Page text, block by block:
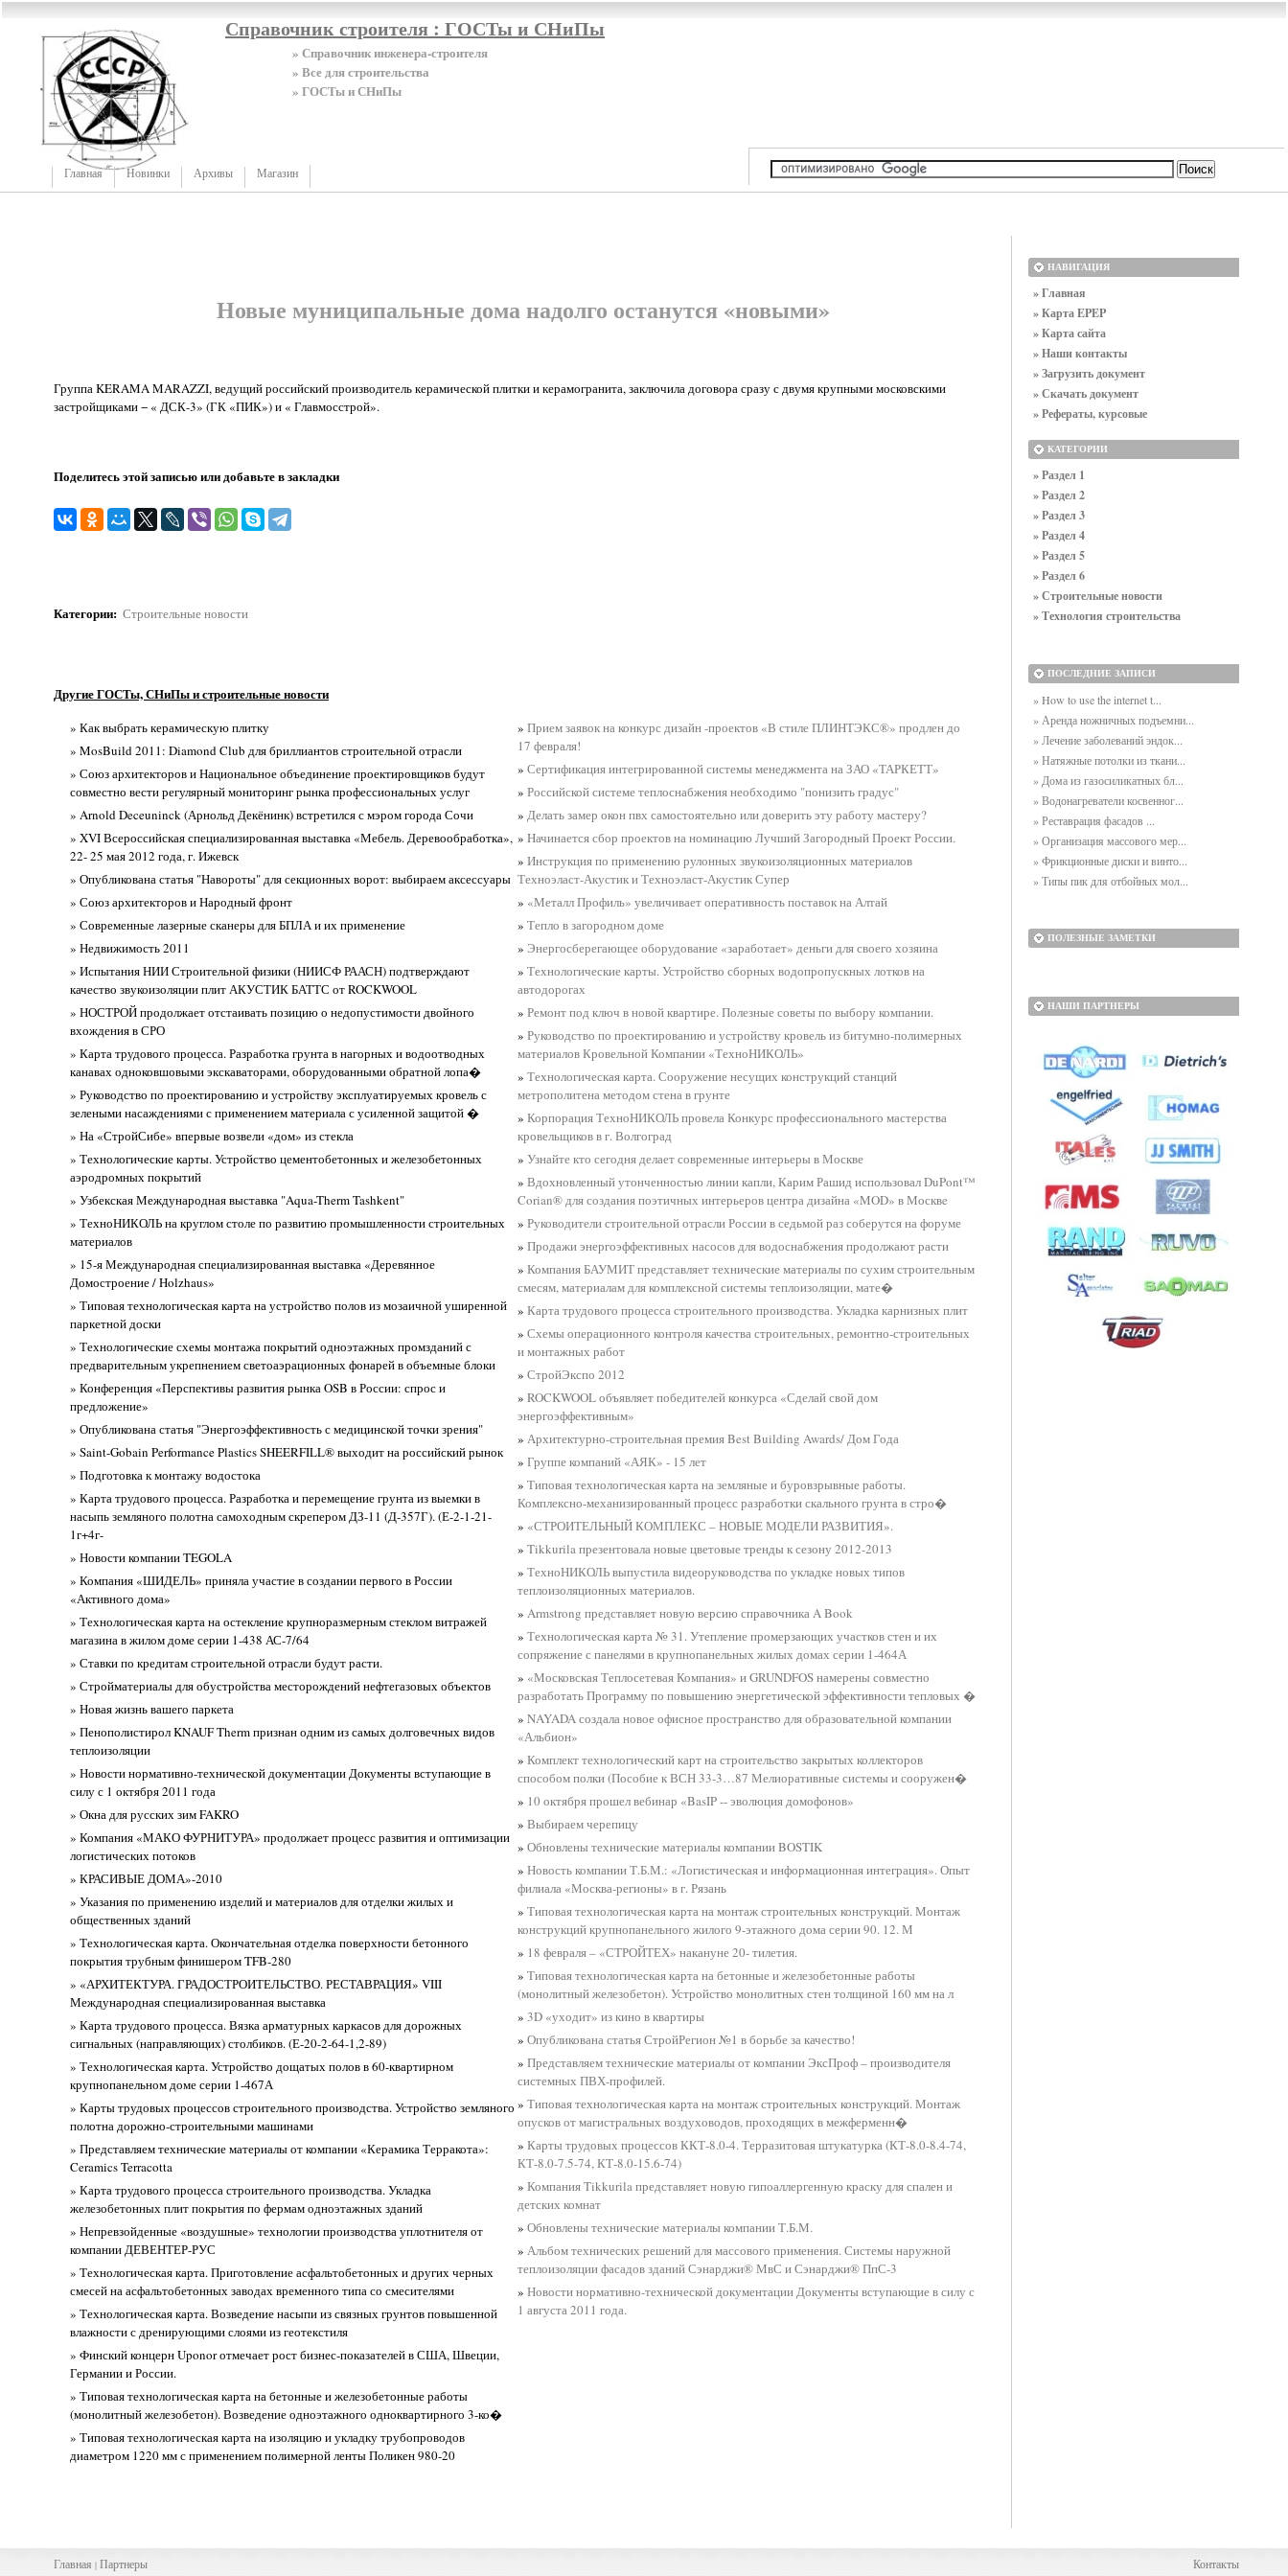
Справочник строителя : ГОСТы и СНиПы
» Справочник инженера-строителя
» Все для строительства
» ГОСТы и СНиПы
Главная Новинки Архивы Магазин
Новые муниципальные дома надолго останутся «новыми»
Группа KERAMA MARAZZI, ведущий российский производитель керамической плитки и керамогранита, заключила договора сразу с двумя крупными московскими
застройщиками − « ДСК-3» (ГК «ПИК») и « Главмосстрой».
Поделитесь этой записью или добавьте в закладки
Категории: Строительные новости
Другие ГОСТы, СНиПы и строительные новости
» Как выбрать керамическую плитку
» MosBuild 2011: Diamond Club для бриллиантов строительной отрасли
» Союз архитекторов и Национальное объединение проектировщиков будут
совместно вести регулярный мониторинг рынка профессиональных услуг
» Arnold Deceuninck (Арнольд Декёнинк) встретился с мэром города Сочи
» XVI Всероссийская специализированная выставка «Мебель. Деревообработка»,
22- 25 мая 2012 года, г. Ижевск
» Опубликована статья "Навороты" для секционных ворот: выбираем аксессуары
» Союз архитекторов и Народный фронт
» Современные лазерные сканеры для БПЛА и их применение
» Недвижимость 2011
» Испытания НИИ Строительной физики (НИИСФ РААСН) подтверждают
качество звукоизоляции плит АКУСТИК БАТТС от ROCKWOOL
» НОСТРОЙ продолжает отстаивать позицию о недопустимости двойного
вхождения в СРО
» Карта трудового процесса. Разработка грунта в нагорных и водоотводных
канавах одноковшовыми экскаваторами, оборудованными обратной лопа�
» Руководство по проектированию и устройству эксплуатируемых кровель с
зелеными насаждениями с применением материала с усиленной защитой �
» На «СтройСибе» впервые возвели «дом» из стекла
» Технологические карты. Устройство цементобетонных и железобетонных
аэродромных покрытий
» Узбекская Международная выставка "Aqua-Therm Tashkent"
» ТехноНИКОЛЬ на круглом столе по развитию промышленности строительных
материалов
» 15-я Международная специализированная выставка «Деревянное
Домостроение / Holzhaus»
» Типовая технологическая карта на устройство полов из мозаичной уширенной
паркетной доски
» Технологические схемы монтажа покрытий одноэтажных промзданий с
предварительным укрепнением светоаэрационных фонарей в объемные блоки
» Конференция «Перспективы развития рынка OSB в России: спрос и
предложение»
» Опубликована статья "Энергоэффективность с медицинской точки зрения"
» Saint-Gobain Performance Plastics SHEERFILL® выходит на российский рынок
» Подготовка к монтажу водостока
» Карта трудового процесса. Разработка и перемещение грунта из выемки в
насыпь земляного полотна самоходным скрепером ДЗ-11 (Д-357Г). (Е-2-1-21-
1г+4г-
» Новости компании TEGOLA
» Компания «ШИДЕЛЬ» приняла участие в создании первого в России
«Активного дома»
» Технологическая карта на остекление крупноразмерным стеклом витражей
магазина в жилом доме серии 1-438 АС-7/64
» Ставки по кредитам строительной отрасли будут расти.
» Стройматериалы для обустройства месторождений нефтегазовых объектов
» Новая жизнь вашего паркета
» Пенополистирол KNAUF Therm признан одним из самых долговечных видов
теплоизоляции
» Новости нормативно-технической документации Документы вступающие в
силу с 1 октября 2011 года
» Окна для русских зим FAKRO
» Компания «МАКО ФУРНИТУРА» продолжает процесс развития и оптимизации
логистических потоков
» КРАСИВЫЕ ДОМА»-2010
» Указания по применению изделий и материалов для отделки жилых и
общественных зданий
» Технологическая карта. Окончательная отделка поверхности бетонного
покрытия трубным финишером TFB-280
» «АРХИТЕКТУРА. ГРАДОСТРОИТЕЛЬСТВО. РЕСТАВРАЦИЯ» VIII
Международная специализированная выставка
» Карта трудового процесса. Вязка арматурных каркасов для дорожных
сигнальных (направляющих) столбиков. (Е-20-2-64-1,2-89)
» Технологическая карта. Устройство дощатых полов в 60-квартирном
крупнопанельном доме серии 1-467А
» Карты трудовых процессов строительного производства. Устройство земляного
полотна дорожно-строительными машинами
» Представляем технические материалы от компании «Керамика Терракота»:
Ceramics Terracotta
» Карта трудового процесса строительного производства. Укладка
железобетонных плит покрытия по фермам одноэтажных зданий
» Непревзойденные «воздушные» технологии производства уплотнителя от
компании ДЕВЕНТЕР-РУС
» Технологическая карта. Приготовление асфальтобетонных и других черных
смесей на асфальтобетонных заводах временного типа со смесителями
» Технологическая карта. Возведение насыпи из связных грунтов повышенной
влажности с дренирующими слоями из геотекстиля
» Финский концерн Uponor отмечает рост бизнес-показателей в США, Швеции,
Германии и России.
» Типовая технологическая карта на бетонные и железобетонные работы
(монолитный железобетон). Возведение одноэтажного одноквартирного 3-ко�
» Типовая технологическая карта на изоляцию и укладку трубопроводов
диаметром 1220 мм с применением полимерной ленты Поликен 980-20
» Прием заявок на конкурс дизайн -проектов «В стиле ПЛИНТЭКС®» продлен до
17 февраля!
» Сертификация интегрированной системы менеджмента на ЗАО «ТАРКЕТТ»
» Российской системе теплоснабжения необходимо "понизить градус"
» Делать замер окон пвх самостоятельно или доверить эту работу мастеру?
» Hачинается сбор проектов на номинацию Лучший Загородный Проект России.
» Инструкция по применению рулонных звукоизоляционных материалов
Техноэласт-Акустик и Техноэласт-Акустик Супер
» «Металл Профиль» увеличивает оперативность поставок на Алтай
» Тепло в загородном доме
» Энергосберегающее оборудование «заработает» деньги для своего хозяина
» Технологические карты. Устройство сборных водопропускных лотков на
автодорогах
» Ремонт под ключ в новой квартире. Полезные советы по выбору компании.
» Руководство по проектированию и устройству кровель из битумно-полимерных
материалов Кровельной Компании «ТехноНИКОЛЬ»
» Технологическая карта. Сооружение несущих конструкций станций
метрополитена методом стена в грунте
» Корпорация ТехноНИКОЛЬ провела Конкурс профессионального мастерства
кровельщиков в г. Волгоград
» Узнайте кто сегодня делает современные интерьеры в Москве
» Вдохновленный утонченностью линии капли, Карим Рашид использовал DuPont™
Corian® для создания поэтичных интерьеров центра дизайна «MOD» в Москвe
» Руководители строительной отрасли России в седьмой раз соберутся на форуме
» Продажи энергоэффективных насосов для водоснабжения продолжают расти
» Компания БАУМИТ представляет технические материалы по сухим строительным
смесям, материалам для комплексной системы теплоизоляции, мате�
» Карта трудового процесса строительного производства. Укладка карнизных плит
» Схемы операционного контроля качества строительных, ремонтно-строительных
и монтажных работ
» СтройЭкспо 2012
» ROCKWOOL объявляет победителей конкурса «Сделай свой дом
энергоэффективным»
» Архитектурно-строительная премия Best Building Awards/ Дом Года
» Группе компаний «АЯК» - 15 лет
» Типовая технологическая карта на земляные и буровзрывные работы.
Комплексно-механизированный процесс разработки скального грунта в стро�
» «СТРОИТЕЛЬНЫЙ КОМПЛЕКС – НОВЫЕ МОДЕЛИ РАЗВИТИЯ».
» Tikkurila презентовала новые цветовые тренды к сезону 2012-2013
» ТехноНИКОЛЬ выпустила видеоруководства по укладке новых типов
теплоизоляционных материалов.
» Armstrong представляет новую версию справочника A Book
» Технологическая карта № 31. Утепление промерзающих участков стен и их
сопряжение с панелями в крупнопанельных жилых домах серии 1-464А
» «Московская Теплосетевая Компания» и GRUNDFOS намерены совместно
разработать Программу по повышению энергетической эффективности тепловых �
» NAYADA создала новое офисное пространство для образовательной компании
«Альбион»
» Комплект технологический карт на строительство закрытых коллекторов
способом полки (Пособие к ВСН 33-3…87 Мелиоративные системы и сооружен�
» 10 октября прошел вебинар «BasIP -- эволюция домофонов»
» Выбираем черепицу
» Обновлены технические материалы компании BOSTIK
» Новость компании Т.Б.М.: «Логистическая и информационная интеграция». Опыт
филиала «Москва-регионы» в г. Рязань
» Типовая технологическая карта на монтаж строительных конструкций. Монтаж
конструкций крупнопанельного жилого 9-этажного дома серии 90. 12. М
» 18 февраля – «СТРОЙТЕХ» накануне 20- тилетия.
» Типовая технологическая карта на бетонные и железобетонные работы
(монолитный железобетон). Устройство монолитных стен толщиной 160 мм на л
» 3D «уходит» из кино в квартиры
» Опубликована статья СтройРегион №1 в борьбе за качество!
» Представляем технические материалы от компании ЭксПроф – производителя
системных ПВХ-профилей.
» Типовая технологическая карта на монтаж строительных конструкций. Монтаж
опусков от магистральных воздуховодов, проходящих в межферменн�
» Карты трудовых процессов ККТ-8.0-4. Терразитовая штукатурка (КТ-8.0-8.4-74,
КТ-8.0-7.5-74, КТ-8.0-15.6-74)
» Компания Tikkurila представляет новую гипоаллергенную краску для спален и
детских комнат
» Обновлены технические материалы компании Т.Б.М.
» Альбом технических решений для массового применения. Системы наружной
теплоизоляции фасадов зданий Сэнарджи® МвС и Сэнарджи® ПпС-3
» Новости нормативно-технической документации Документы вступающие в силу с
1 августа 2011 года.
НАВИГАЦИЯ
» Главная
» Карта EPEP
» Карта сайта
» Наши контакты
» Загрузить документ
» Скачать документ
» Рефераты, курсовые
КАТЕГОРИИ
» Раздел 1
» Раздел 2
» Раздел 3
» Раздел 4
» Раздел 5
» Раздел 6
» Строительные новости
» Технология строительства
ПОСЛЕДНИЕ ЗАПИСИ
» How to use the internet t...
» Аренда ножничных подъемни...
» Лечение заболеваний эндок...
» Натяжные потолки из ткани...
» Дома из газосиликатных бл...
» Водонагреватели косвенног...
» Реставрация фасадов ...
» Организация массового мер...
» Фрикционные диски и винто...
» Типы пик для отбойных мол...
ПОЛЕЗНЫЕ ЗАМЕТКИ
НАШИ ПАРТНЕРЫ
Главная | Партнеры Контакты